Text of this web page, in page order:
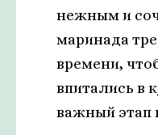
нежным и
маринада
времени,
впитались в
важный этап